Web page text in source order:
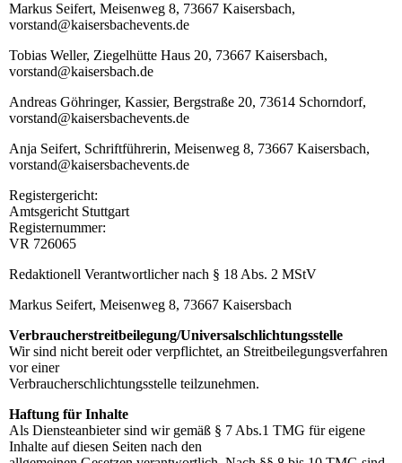
Markus Seifert, Meisenweg 8, 73667 Kaisersbach,
vorstand@kaisersbachevents.de
Tobias Weller, Ziegelhütte Haus 20, 73667 Kaisersbach,
vorstand@kaisersbach.de
Andreas Göhringer, Kassier, Bergstraße 20, 73614 Schorndorf,
vorstand@kaisersbachevents.de
Anja Seifert, Schriftführerin, Meisenweg 8, 73667 Kaisersbach,
vorstand@kaisersbachevents.de
Registergericht:
Amtsgericht Stuttgart
Registernummer:
VR 726065
Redaktionell Verantwortlicher nach § 18 Abs. 2 MStV
Markus Seifert, Meisenweg 8, 73667 Kaisersbach
Verbraucherstreitbeilegung/Universalschlichtungsstelle
Wir sind nicht bereit oder verpflichtet, an Streitbeilegungsverfahren
vor einer
Verbraucherschlichtungsstelle teilzunehmen.
Haftung für Inhalte
Als Diensteanbieter sind wir gemäß § 7 Abs.1 TMG für eigene
Inhalte auf diesen Seiten nach den